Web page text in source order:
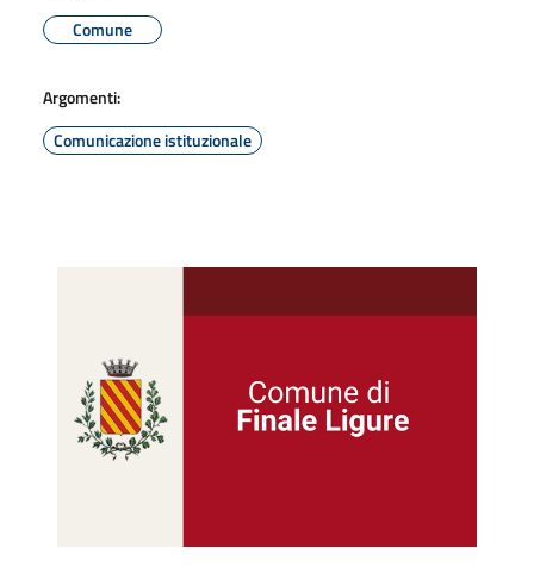
Comune
Argomenti:
Comunicazione istituzionale